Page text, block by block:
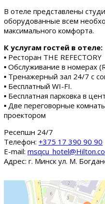
В отеле представлены
оборудованные всем
максимального комфорта.
К услугам гостей в отеле:
▪ Ресторан THE REFECTORY
▪ Обслуживание в номерах
▪ Тренажерный зал 24/7 с
▪ Бесплатный WI-FI.
▪ Бесплатная парковка в
▪ Две переговорные
проектором
Ресепшн 24/7
Tелефон: +375 17 390 90 90
E-mail:
Адрес: г. Минск ул. М.